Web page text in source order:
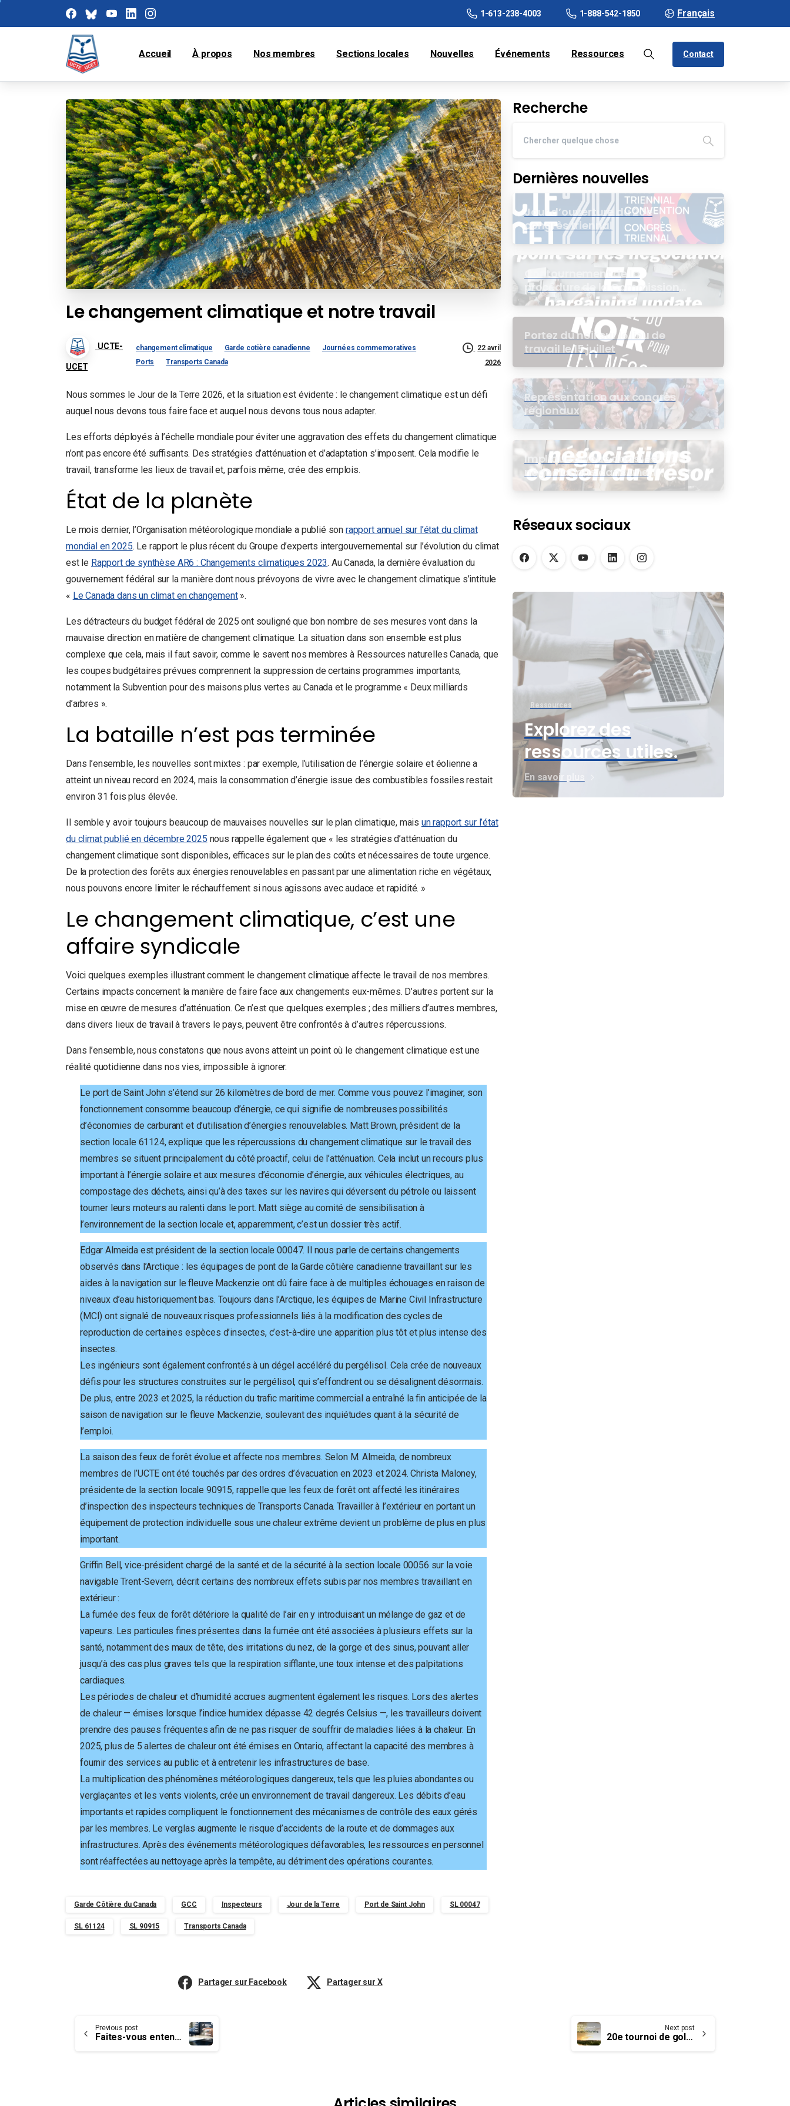
1-613-238-4003 1-888-542-1850 Français
Accueil À propos Nos membres Sections locales Nouvelles Événements Ressources Contact
Le changement climatique et notre travail
UCTE-
UCET
changement climatique Garde cotière canadienne
Journées commemoratives
Ports
Transports Canada
22 avril
2026
Nous sommes le Jour de la Terre 2026, et la situation est évidente : le changement climatique est un défi
auquel nous devons tous faire face et auquel nous devons tous nous adapter.
Les efforts déployés à l’échelle mondiale pour éviter une aggravation des effets du changement climatique
n’ont pas encore été suffisants. Des stratégies d’atténuation et d’adaptation s’imposent. Cela modifie le
travail, transforme les lieux de travail et, parfois même, crée des emplois.
État de la planète
Le mois dernier, l’Organisation météorologique mondiale a publié son rapport annuel sur l’état du climat
mondial en 2025. Le rapport le plus récent du Groupe d’experts intergouvernemental sur l’évolution du climat
est le Rapport de synthèse AR6 : Changements climatiques 2023. Au Canada, la dernière évaluation du
gouvernement fédéral sur la manière dont nous prévoyons de vivre avec le changement climatique s’intitule
« Le Canada dans un climat en changement».
Les détracteurs du budget fédéral de 2025 ont souligné que bon nombre de ses mesures vont dans la
mauvaise direction en matière de changement climatique. La situation dans son ensemble est plus
complexe que cela, mais il faut savoir, comme le savent nos membres à Ressources naturelles Canada, que
les coupes budgétaires prévues comprennent la suppression de certains programmes importants,
notamment la Subvention pour des maisons plus vertes au Canada et le programme « Deux milliards
d’arbres ».
La bataille n’est pas terminée
Dans l’ensemble, les nouvelles sont mixtes : par exemple, l’utilisation de l’énergie solaire et éolienne a
atteint un niveau record en 2024, mais la consommation d’énergie issue des combustibles fossiles restait
environ 31 fois plus élevée.
Il semble y avoir toujours beaucoup de mauvaises nouvelles sur le plan climatique, mais un rapport sur l’état
du climat publié en décembre 2025 nous rappelle également que « les stratégies d’atténuation du
changement climatique sont disponibles, efficaces sur le plan des coûts et nécessaires de toute urgence.
De la protection des forêts aux énergies renouvelables en passant par une alimentation riche en végétaux,
nous pouvons encore limiter le réchauffement si nous agissons avec audace et rapidité. »
Le changement climatique, c’est une
affaire syndicale
Voici quelques exemples illustrant comment le changement climatique affecte le travail de nos membres.
Certains impacts concernent la manière de faire face aux changements eux-mêmes. D’autres portent sur la
mise en œuvre de mesures d’atténuation. Ce n’est que quelques exemples ; des milliers d’autres membres,
dans divers lieux de travail à travers le pays, peuvent être confrontés à d’autres répercussions.
Dans l’ensemble, nous constatons que nous avons atteint un point où le changement climatique est une
réalité quotidienne dans nos vies, impossible à ignorer.
Le port de Saint John s’étend sur 26 kilomètres de bord de mer. Comme vous pouvez l’imaginer, son
fonctionnement consomme beaucoup d’énergie, ce qui signifie de nombreuses possibilités
d’économies de carburant et d’utilisation d’énergies renouvelables. Matt Brown, président de la
section locale 61124, explique que les répercussions du changement climatique sur le travail des
membres se situent principalement du côté proactif, celui de l’atténuation. Cela inclut un recours plus
important à l’énergie solaire et aux mesures d’économie d’énergie, aux véhicules électriques, au
compostage des déchets, ainsi qu’à des taxes sur les navires qui déversent du pétrole ou laissent
tourner leurs moteurs au ralenti dans le port. Matt siège au comité de sensibilisation à
l’environnement de la section locale et, apparemment, c’est un dossier très actif.
Edgar Almeida est président de la section locale 00047. Il nous parle de certains changements
observés dans l’Arctique : les équipages de pont de la Garde côtière canadienne travaillant sur les
aides à la navigation sur le fleuve Mackenzie ont dû faire face à de multiples échouages en raison de
niveaux d’eau historiquement bas. Toujours dans l’Arctique, les équipes de Marine Civil Infrastructure
(MCI) ont signalé de nouveaux risques professionnels liés à la modification des cycles de
reproduction de certaines espèces d’insectes, c’est-à-dire une apparition plus tôt et plus intense des
insectes.
Les ingénieurs sont également confrontés à un dégel accéléré du pergélisol. Cela crée de nouveaux
défis pour les structures construites sur le pergélisol, qui s’effondrent ou se désalignent désormais.
De plus, entre 2023 et 2025, la réduction du trafic maritime commercial a entraîné la fin anticipée de la
saison de navigation sur le fleuve Mackenzie, soulevant des inquiétudes quant à la sécurité de
l’emploi.
La saison des feux de forêt évolue et affecte nos membres. Selon M. Almeida, de nombreux
membres de l’UCTE ont été touchés par des ordres d’évacuation en 2023 et 2024. Christa Maloney,
présidente de la section locale 90915, rappelle que les feux de forêt ont affecté les itinéraires
d’inspection des inspecteurs techniques de Transports Canada. Travailler à l’extérieur en portant un
équipement de protection individuelle sous une chaleur extrême devient un problème de plus en plus
important.
Griffin Bell, vice-président chargé de la santé et de la sécurité à la section locale 00056 sur la voie
navigable Trent-Severn, décrit certains des nombreux effets subis par nos membres travaillant en
extérieur :
La fumée des feux de forêt détériore la qualité de l’air en y introduisant un mélange de gaz et de
vapeurs. Les particules fines présentes dans la fumée ont été associées à plusieurs effets sur la
santé, notamment des maux de tête, des irritations du nez, de la gorge et des sinus, pouvant aller
jusqu’à des cas plus graves tels que la respiration sifflante, une toux intense et des palpitations
cardiaques.
Les périodes de chaleur et d’humidité accrues augmentent également les risques. Lors des alertes
de chaleur — émises lorsque l’indice humidex dépasse 42 degrés Celsius —, les travailleurs doivent
prendre des pauses fréquentes afin de ne pas risquer de souffrir de maladies liées à la chaleur. En
2025, plus de 5 alertes de chaleur ont été émises en Ontario, affectant la capacité des membres à
fournir des services au public et à entretenir les infrastructures de base.
La multiplication des phénomènes météorologiques dangereux, tels que les pluies abondantes ou
verglaçantes et les vents violents, crée un environnement de travail dangereux. Les débits d’eau
importants et rapides compliquent le fonctionnement des mécanismes de contrôle des eaux gérés
par les membres. Le verglas augmente le risque d’accidents de la route et de dommages aux
infrastructures. Après des événements météorologiques défavorables, les ressources en personnel
sont réaffectées au nettoyage après la tempête, au détriment des opérations courantes.
Garde Côtière du Canada GCC Inspecteurs Jour de la Terre Port de Saint John SL 00047
SL 61124 SL 90915 Transports Canada
Partager sur Facebook Partager sur X
Recherche
Dernières nouvelles
Jour d’ouverture du 20e
congrès triennal
Contournement de la
procédure de la Commission
de l’intérêt public (CIP) pour le
groupe EB
Portez du noir sur le lieu de
travail le 15 juillet
Représentation aux congrès
régionaux
Impliquez-vous dans les
négociations dans une
assemblée virtuelle
Réseaux sociaux
Ressources
Explorez des
ressources utiles.
En savoir plus
Continue
Previous post
Faites-vous entendre sur les répercussions des compressions dans la fonction publique fédérale
Next post
20e tournoi de golf annuel : les inscriptions sont ouvertes !